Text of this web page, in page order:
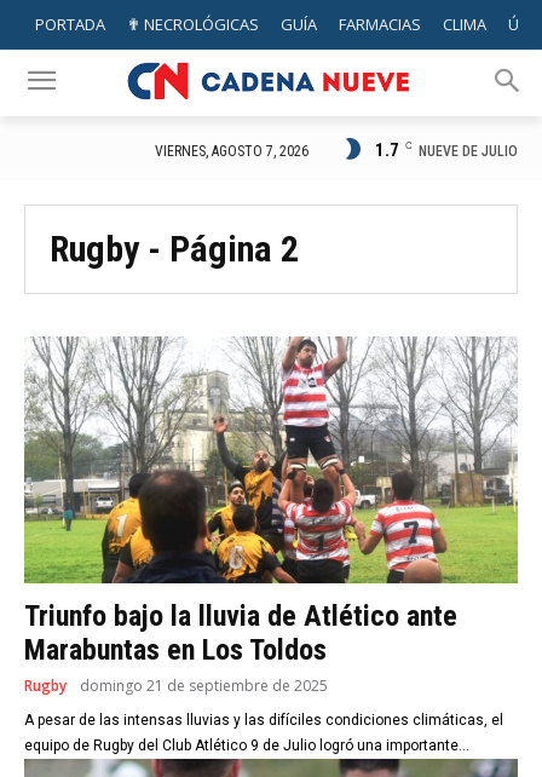
PORTADA ✟ NECROLÓGICAS GUÍA FARMACIAS CLIMA
VIERNES, AGOSTO 7, 2026 1.7 C NUEVE DE JULIO
Rugby- Página 2
Triunfo bajo la lluvia de Atlético ante
Marabuntas en Los Toldos
Rugby domingo 21 de septiembre de 2025
A pesar de las intensas lluvias y las difíciles condiciones climáticas, el
equipo de Rugby del Club Atlético 9 de Julio logró una importante...